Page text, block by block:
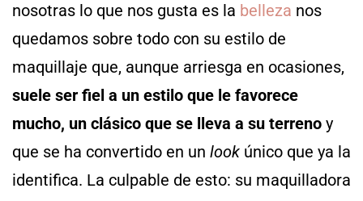
nosotras lo que nos gusta es la belleza nos
quedamos sobre todo con su estilo de
maquillaje que, aunque arriesga en ocasiones,
suele ser fiel a un estilo que le favorece
mucho, un clásico que se lleva a su terreno y
que se ha convertido en un look único que ya la
identifica. La culpable de esto: su maquilladora